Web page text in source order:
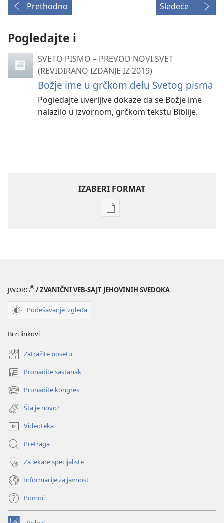
Prethodno Sledeće
Pogledajte i
SVETO PISMO – PREVOD NOVI SVET
(REVIDIRANO IZDANJE IZ 2019)
Božje ime u grčkom delu Svetog pisma
Pogledajte uverljive dokaze da se Božje ime
nalazilo u izvornom, grčkom tekstu Biblije.
IZABERI FORMAT
Formati
KULA
JW.ORG® / ZVANIČNI VEB-SAJT JEHOVINIH SVEDOKA
Podešavanje izgleda
Brzi linkovi
Zatražite posetu
Pronađite sastanak
(otvara
novi
prozor)
Pronađite kongres
(otvara
novi
prozor)
Šta je novo?
Videoteka
Pretraga
Za lekare specijaliste
Informacije za javnost
Pomoć